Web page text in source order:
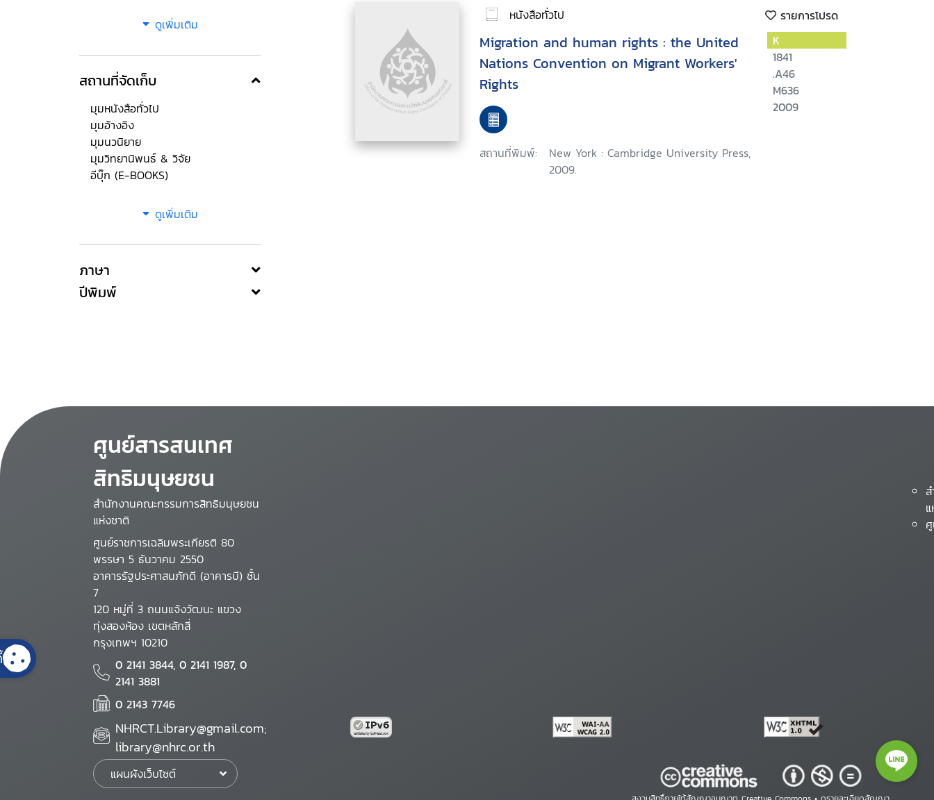
ดูเพิ่มเติม
สถานที่จัดเก็บ
มุมหนังสือทั่วไป
มุมอ้างอิง
มุมนวนิยาย
มุมวิทยานิพนธ์ & วิจัย
อีบุ๊ก (E-BOOKS)
ดูเพิ่มเติม
ภาษา
ปีพิมพ์
หนังสือทั่วไป รายการโปรด
Migration and human rights : the United
Nations Convention on Migrant Workers'
Rights
สถานที่พิมพ์:
New York : Cambridge University Press,
2009.
K
1841
.A46
M636
2009
ศูนย์สารสนเทศ
สิทธิมนุษยชน
สำนักงานคณะกรรมการสิทธิมนุษยชน
แห่งชาติ
ศูนย์ราชการเฉลิมพระเกียรติ 80
พรรษา 5 ธันวาคม 2550
อาคารรัฐประศาสนภักดี (อาคารบี) ชั้น
7
120 หมู่ที่ 3 ถนนแจ้งวัฒนะ แขวง
ทุ่งสองห้อง เขตหลักสี่
กรุงเทพฯ 10210
0 2141 3844, 0 2141 1987, 0
2141 3881
0 2143 7746
NHRCT.Library@gmail.com;
library@nhrc.or.th
แผนผังเว็บไซต์